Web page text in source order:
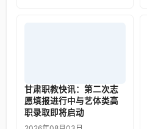
甘肃职教快讯：第二次志
愿填报进行中与艺体类高
职录取即将启动